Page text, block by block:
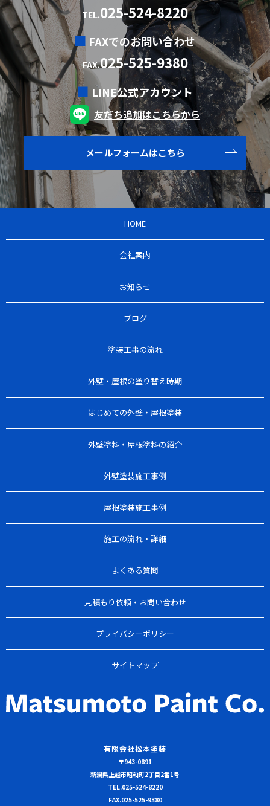
TEL.025-524-8220
FAXでのお問い合わせ
FAX.025-525-9380
LINE公式アカウント
友だち追加はこちらから
メールフォームはこちら
HOME
会社案内
お知らせ
ブログ
塗装工事の流れ
外壁・屋根の塗り替え時期
はじめての外壁・屋根塗装
外壁塗料・屋根塗料の紹介
外壁塗装施工事例
屋根塗装施工事例
施工の流れ・詳細
よくある質問
見積もり依頼・お問い合わせ
プライバシーポリシー
サイトマップ
有限会社松本塗装
〒943-0891
新潟県上越市昭和町2丁目2番1号
TEL.025-524-8220
FAX.025-525-9380